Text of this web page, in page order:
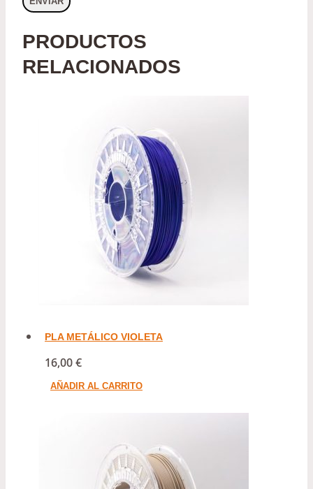
PRODUCTOS
RELACIONADOS
PLA METÁLICO VIOLETA
16,00€
AÑADIR AL CARRITO